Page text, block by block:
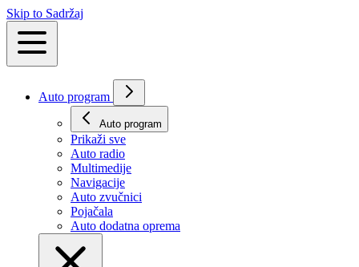
Skip to Sadržaj
Auto program
Auto program
Prikaži svе
Auto radio
Multimedije
Navigacije
Auto zvučnici
Pojačala
Auto dodatna oprema